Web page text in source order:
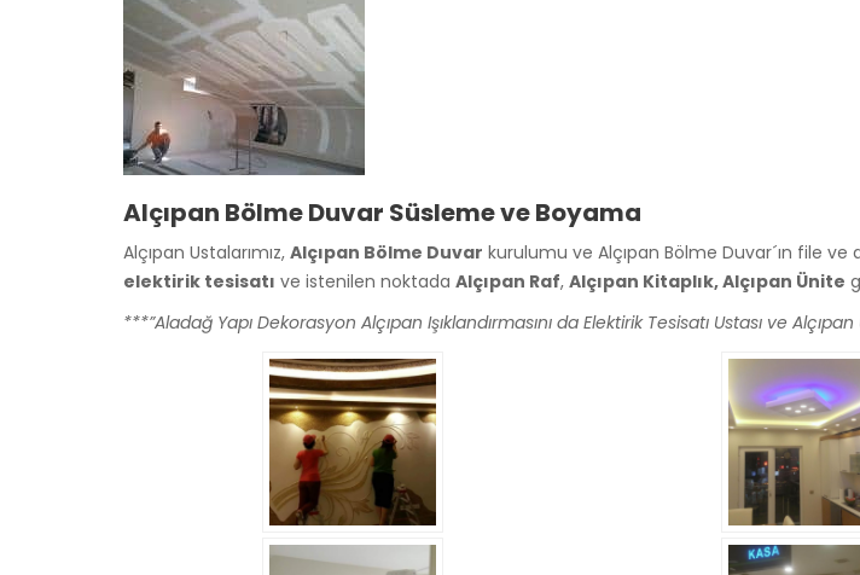
Alçıpan Bölme Duvar Süsleme ve Boyama
Alçıpan Ustalarımız, Alçıpan Bölme Duvar kurulumu ve Alçıpan Bölme Duvar´ın file
elektirik tesisatı ve istenilen noktada Alçıpan Raf, Alçıpan Kitaplık, Alçıpan Ünite
***”Aladağ Yapı Dekorasyon Alçıpan Işıklandırmasını da Elektirik Tesisatı Ustası ve